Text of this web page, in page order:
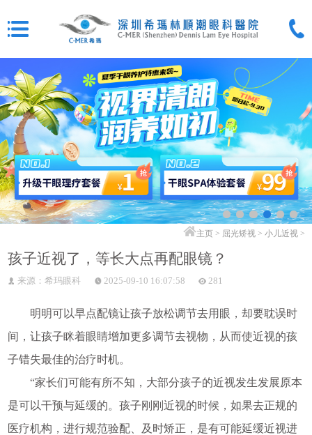
主页> 屈光矫视> 小儿近视>
孩子近视了，等长大点再配眼镜？
来源：希玛眼科 2025-09-10 16:07:58 281
明明可以早点配镜让孩子放松调节去用眼，却要耽误时
间，让孩子眯着眼睛增加更多调节去视物，从而使近视的孩
子错失最佳的治疗时机。
“家长们可能有所不知，大部分孩子的近视发生发展原本
是可以干预与延缓的。孩子刚刚近视的时候，如果去正规的
医疗机构，进行规范验配、及时矫正，是有可能延缓近视进